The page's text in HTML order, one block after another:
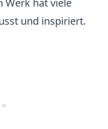
Werk hat viele
und inspiriert.